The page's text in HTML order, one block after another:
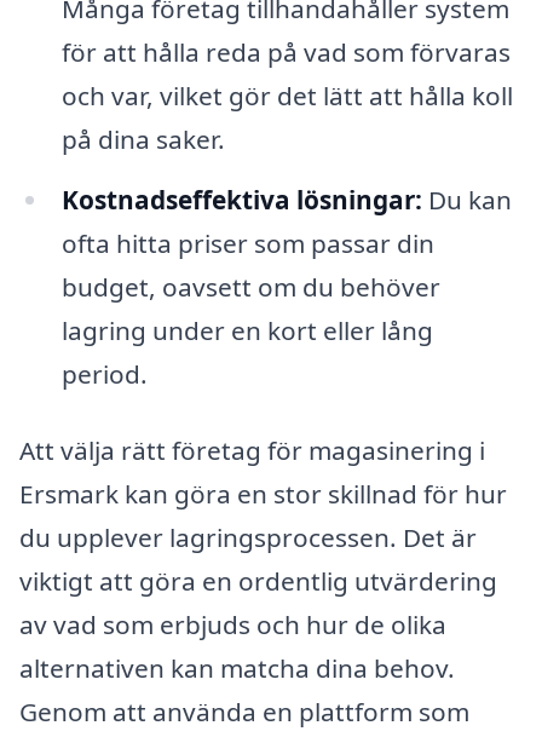
Många företag tillhandahåller system
för att hålla reda på vad som förvaras
och var, vilket gör det lätt att hålla koll
på dina saker.
Kostnadseffektiva lösningar: Du kan
ofta hitta priser som passar din
budget, oavsett om du behöver
lagring under en kort eller lång
period.
Att välja rätt företag för magasinering i
Ersmark kan göra en stor skillnad för hur
du upplever lagringsprocessen. Det är
viktigt att göra en ordentlig utvärdering
av vad som erbjuds och hur de olika
alternativen kan matcha dina behov.
Genom att använda en plattform som